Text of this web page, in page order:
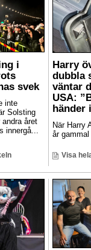
i
svek
inte
Solsting
andra året
innergå...
Harry
dubbla
väntar
USA:
händer
När Harry
år
Visa